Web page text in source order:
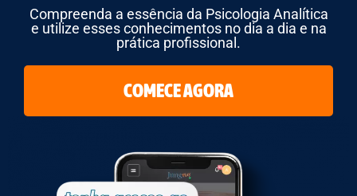
Compreenda a essência da Psicologia Analítica
e utilize esses conhecimentos no dia a dia e na
prática profissional.
COMECE AGORA